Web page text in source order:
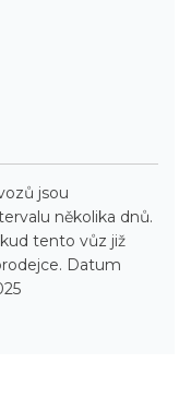
jsou
několika dnů.
tento vůz již
Datum